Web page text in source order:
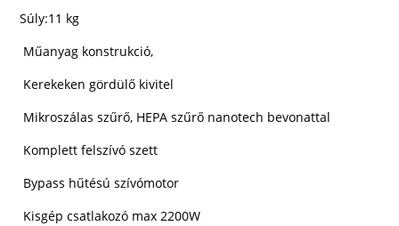
Súly:11 kg
Műanyag konstrukció,
Kerekeken gördülő kivitel
Mikroszálas szűrő, HEPA szűrő nanotech bevonattal
Komplett felszívó szett
Bypass hűtésú szívómotor
Kisgép csatlakozó max 2200W